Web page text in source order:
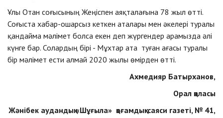
Ұлы Отан соғысының Жеңіспен аяқталағына 78 жыл өтті.
Соғыста хабар-ошарсыз кеткен аталары мен әкелері туралы
қандайма мәлімет болса екен деп жүргендер арамызда әлі
күнге бар. Солардың бірі - Мұхтар ата туған ағасы туралы
бір мәлімет ести алмай 2020 жылы өмірден өтті.
Ахмедияр Батырханов,
Орал қаласы
Жәнібек аудандық «Шұғыла» қоғамдық-саяси газеті, № 41,